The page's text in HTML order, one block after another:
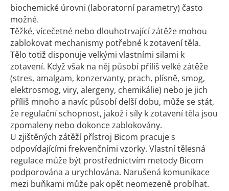
biochemické úrovni (laboratorní parametry) často
možné.
Těžké, vícečetné nebo dlouhotrvající zátěže mohou
zablokovat mechanismy potřebné k zotavení těla.
Tělo totiž disponuje velkými vlastními silami k
zotavení. Když však na něj působí příliš velké zátěže
(stres, amalgam, konzervanty, prach, plísně, smog,
elektrosmog, viry, alergeny, chemikálie) nebo je jich
příliš mnoho a navíc působí delší dobu, může se stát,
že regulační schopnost, jakož i síly k zotavení těla jsou
zpomaleny nebo dokonce zablokovány.
U zjištěných zátěží přístroj Bicom pracuje s
odpovídajícími frekvenčními vzorky. Vlastní tělesná
regulace může být prostřednictvím metody Bicom
podporována a urychlována. Narušená komunikace
mezi buňkami může pak opět neomezeně probíhat.